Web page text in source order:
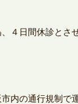
４日間休診とさ
内の通行規制で